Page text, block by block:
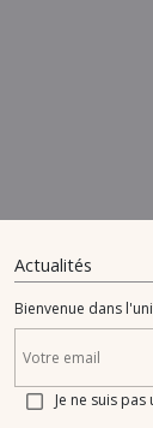
Actualités
Bienvenue dans
Je ne suis